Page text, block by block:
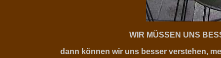
WIR MÜSSEN UNS
dann können wir uns besser verstehen,